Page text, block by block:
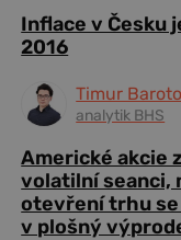
Inflace v Česku
2016
Timur
analytik BHS
Americké akcie
volatilní seanci,
otevření trhu
v plošný